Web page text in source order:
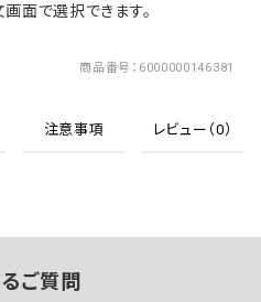
面で選択できます。
商品番号 6000000146381
注意事項 レビュー（0）
ご質問